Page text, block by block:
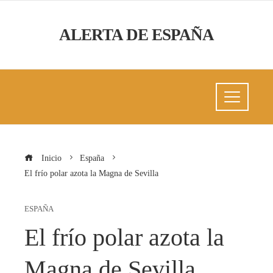
ALERTA DE ESPAÑA
Inicio
España
El frío polar azota la Magna de Sevilla
ESPAÑA
El frío polar azota la